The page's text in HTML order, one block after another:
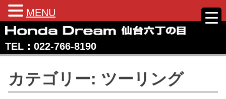
Skip
content
Honda Dream 仙台六丁の目
宮城県仙台市のホンダバイク専売店
TEL：022‐766‐8190
カテゴリー: ツーリング
MENU